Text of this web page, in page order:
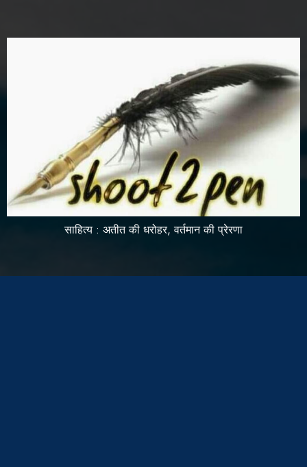
साहित्य : अतीत की धरोहर, वर्तमान की प्रेरणा